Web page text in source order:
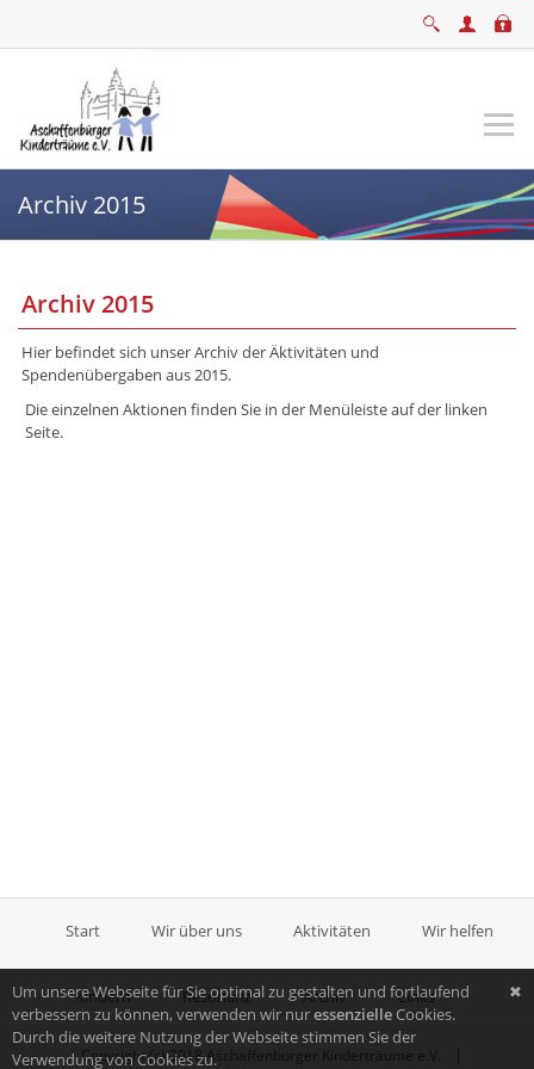
Archiv 2015
Archiv 2015
Hier befindet sich unser Archiv der Äktivitäten und
Spendenübergaben aus 2015.
Die einzelnen Aktionen finden Sie in der Menüleiste auf der linken
Seite.
Start Wir über uns Aktivitäten Wir helfen
Kindern Resonanz Archiv Links
Copyright (c) 2018 Aschaffenburger Kinderträume e.V.
Um unsere Webseite für Sie optimal zu gestalten und fortlaufend
verbessern zu können, verwenden wir nuressenzielleCookies.
Durch die weitere Nutzung der Webseite stimmen Sie der
Verwendung von Cookies zu.
✖